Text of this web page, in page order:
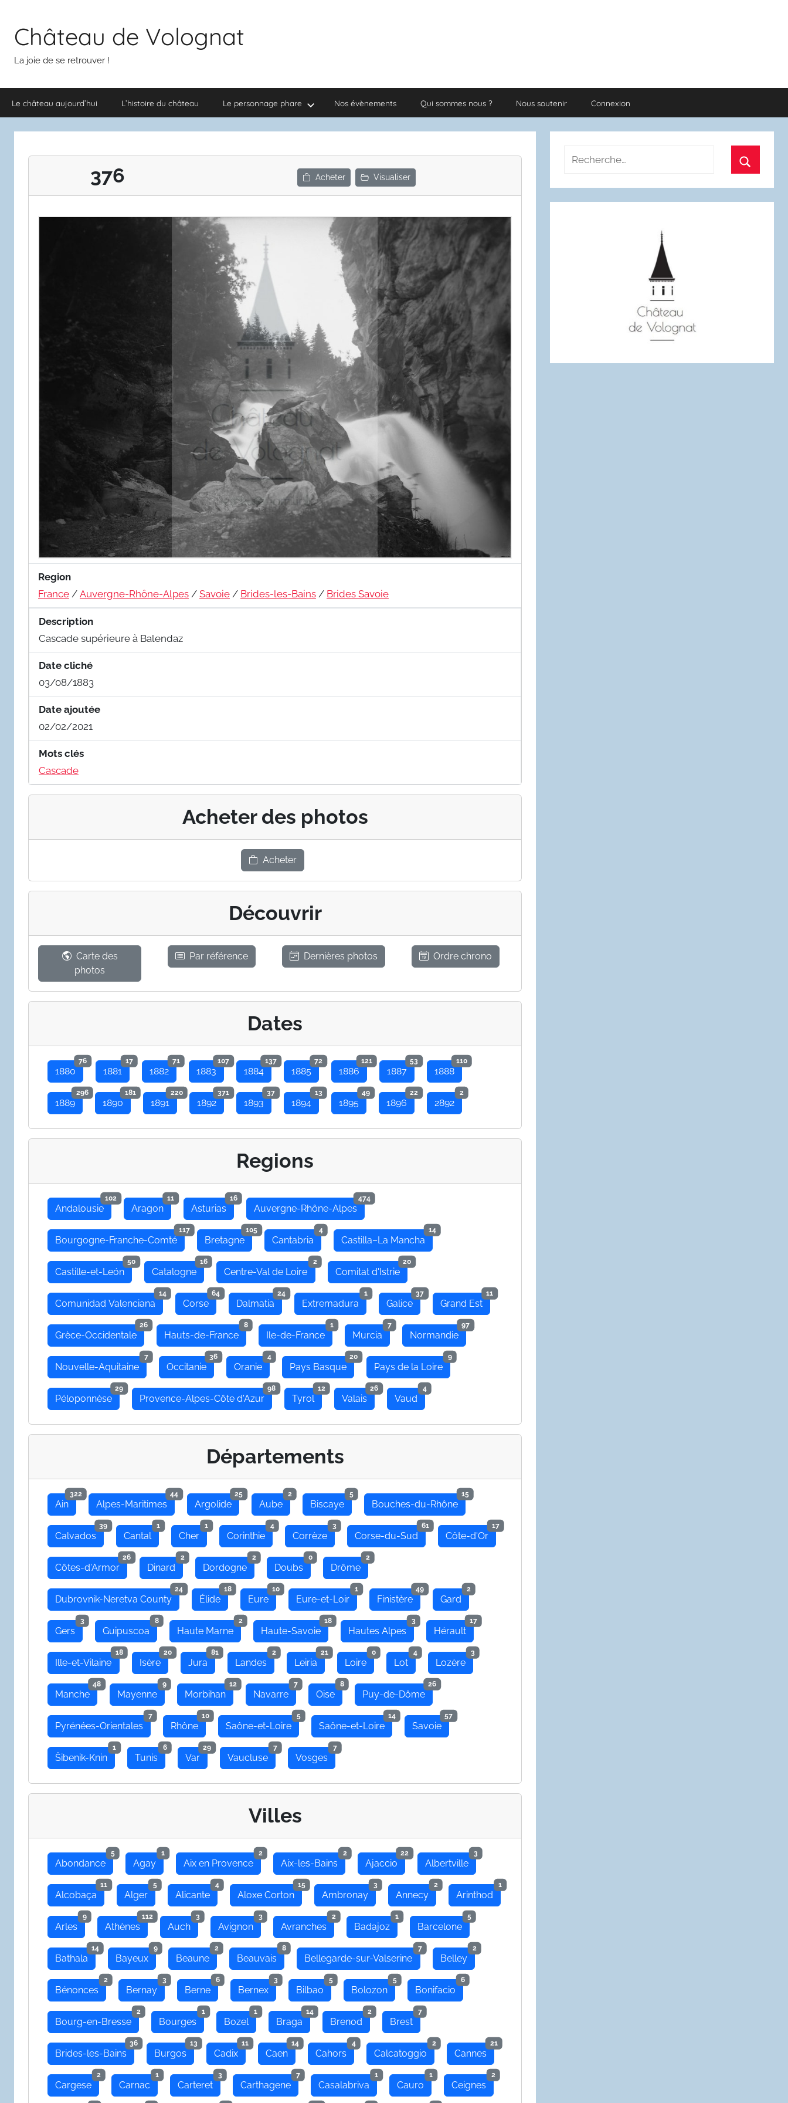
contenuChâteau de Volognat
La joie de se retrouver !
Le château aujourd’hui L’histoire du château Le personnage phare Nos évènements Qui sommes nous ? Nous soutenir Connexion
376 Acheter Visualiser
Region
France / Auvergne-Rhône-Alpes / Savoie / Brides-les-Bains / Brides Savoie
Description
Cascade supérieure à Balendaz
Date cliché
03/08/1883
Date ajoutée
02/02/2021
Mots clés
Cascade
Acheter des photos
Acheter
Découvrir
Carte des
photos
Par référence Dernières photos Ordre chrono
Dates
1880
76
1881
17
1882
71
1883
107
1884
137
1885
72
1886
121
1887
53
1888
110
1889
296
1890
181
1891
220
1892
371
1893
37
1894
13
1895
49
1896
22
2892
2
Regions
Andalousie
102
Aragon
11
Asturias
16
Auvergne-Rhône-Alpes
474
Bourgogne-Franche-Comté
117
Bretagne
105
Cantabria
4
Castilla–La Mancha
14
Castille-et-León
50
Catalogne
16
Centre-Val de Loire
2
Comitat d'Istrie
20
Comunidad Valenciana
14
Corse
64
Dalmatia
24
Extremadura
1
Galice
37
Grand Est
11
Grèce-Occidentale
26
Hauts-de-France
8
Ile-de-France
1
Murcia
7
Normandie
97
Nouvelle-Aquitaine
7
Occitanie
36
Oranie
4
Pays Basque
20
Pays de la Loire
9
Péloponnèse
29
Provence-Alpes-Côte d'Azur
98
Tyrol
12
Valais
26
Vaud
4
Départements
Ain
322
Alpes-Maritimes
44
Argolide
25
Aube
2
Biscaye
5
Bouches-du-Rhône
15
Calvados
39
Cantal
1
Cher
1
Corinthie
4
Corrèze
3
Corse-du-Sud
61
Côte-d'Or
17
Côtes-d'Armor
26
Dinard
2
Dordogne
2
Doubs
0
Drôme
2
Dubrovnik-Neretva County
24
Élide
18
Eure
10
Eure-et-Loir
1
Finistère
49
Gard
2
Gers
3
Guipuscoa
8
Haute Marne
2
Haute-Savoie
18
Hautes Alpes
3
Hérault
17
Ille-et-Vilaine
18
Isère
20
Jura
81
Landes
2
Leiria
21
Loire
0
Lot
4
Lozère
3
Manche
48
Mayenne
9
Morbihan
12
Navarre
7
Oise
8
Puy-de-Dôme
26
Pyrénées-Orientales
7
Rhône
10
Saône-et-Loire
5
Saône-et-Loire
14
Savoie
57
Šibenik-Knin
1
Tunis
6
Var
29
Vaucluse
7
Vosges
7
Villes
Abondance
5
Agay
1
Aix en Provence
2
Aix-les-Bains
2
Ajaccio
22
Albertville
3
Alcobaça
11
Alger
5
Alicante
4
Aloxe Corton
15
Ambronay
3
Annecy
2
Arinthod
1
Arles
9
Athènes
112
Auch
3
Avignon
3
Avranches
2
Badajoz
1
Barcelone
5
Bathala
14
Bayeux
9
Beaune
2
Beauvais
8
Bellegarde-sur-Valserine
7
Belley
2
Bénonces
2
Bernay
3
Berne
6
Bernex
3
Bilbao
5
Bolozon
5
Bonifacio
6
Bourg-en-Bresse
2
Bourges
1
Bozel
1
Braga
14
Brenod
2
Brest
7
Brides-les-Bains
36
Burgos
13
Cadix
11
Caen
14
Cahors
4
Calcatoggio
2
Cannes
21
Cargese
2
Carnac
1
Carteret
3
Carthagene
7
Casalabriva
1
Cauro
1
Ceignes
2
Recherche
: